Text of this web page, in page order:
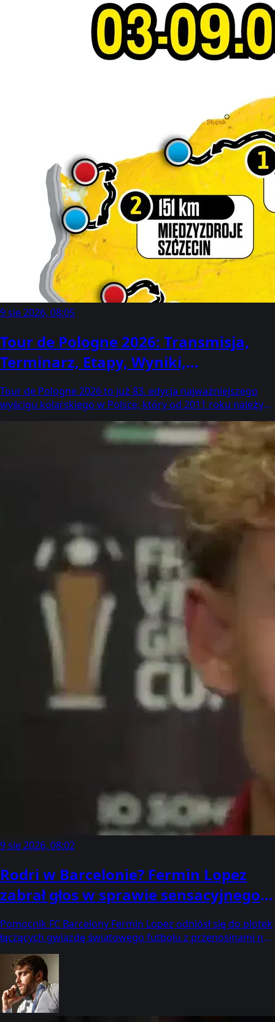
9 sie 2026, 08:05
Tour de Pologne 2026: Transmisja,
Terminarz, Etapy, Wyniki,
Klasyfikacja! Gdzie oglądać, kto dziś
wygrał? (3-9 sierpnia)
Tour de Pologne 2026 to już 83. edycja najważniejszego
wyścigu kolarskiego w Polsce, który od 2011 roku należy
do prestiżowego cyklu UCI World Tour! Wszystkie
9 sie 2026, 08:02
Rodri w Barcelonie? Fermin Lopez
zabrał głos w sprawie sensacyjnego
transferu
Pomocnik FC Barcelony Fermin Lopez odniósł się do plotek
łączących gwiazdę światowego futbolu z przenosinami na
Camp Nou.